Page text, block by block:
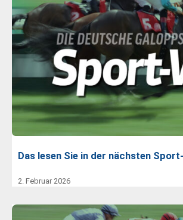
Das lesen Sie in der nächsten
2. Februar 2026